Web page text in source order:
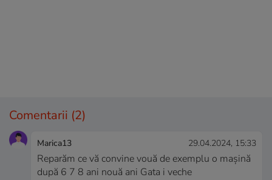
Comentarii (2)
Marica13 29.04.2024, 15:33
Reparăm ce vă convine vouă de exemplu o mașină
după 6 7 8 ani nouă ani Gata i veche